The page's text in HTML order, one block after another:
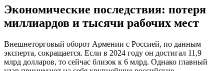
Экономические последствия: потеря
миллиардов и тысячи рабочих мест
Внешнеторговый оборот Армении с Россией, по данным
эксперта, сокращается. Если в 2024 году он достигал 11,9
млрд долларов, то сейчас близок к 6 млрд. Однако главный